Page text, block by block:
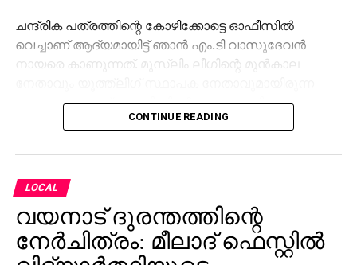
ചന്ദ്രിക പത്രത്തിന്റെ കോഴിക്കോട്ടെ ഓഫീസില്‍
വെച്ചാണ് ആദ്യമായിട്ട് ഞാന്‍ എം.ടി വാസുദേവന്‍
നായരെ കാണുന്നത്. മുസ്ലിം ലീഗിന്റെ മുന്‍കാല
കെ.കെ മുഹമ്മദ് സാഹിബിന്റെ കൂടെയായിരുന്ന
അന്നത്തെ കാഴ്ച. മലയാളക്കരയുടെ തലമുതിര്‍ന്ന
നിര്‍ദ്ദേശങ്ങള്‍ സമുദായത്തിന്റെ അക്ഷരവെളിച്ച
പ്രയാണങ്ങള്‍ക്ക് എന്നും കരുത്തായിരുന്നു. പഠന
കാലത്തേ ആ മഹാപ്രതിഭയുടെ എഴുത്തിന്റെ
ലോകത്തിലൂടെ സഞ്ചരിക്കാന്‍ വലിയ
താല്‍പര്യമായിരുന്നു. ഒമ്പതാം ക്ലാിസില്‍ സ്‌കൂളില്‍
പഠിക്കുമ്പോള്‍ എം.ടി പങ്കെടുക്കുന്ന കാണാനായി മാത്രം
CONTINUE READING
LOCAL
വയനാട് ദുരന്തത്തിന്റെ
നേർചിത്രം: മീലാദ് ഫെസ്റ്റിൽ